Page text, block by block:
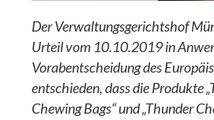
Der Verwaltungsgerichtshof
Urteil vom 10.10.2019 in
Vorabentscheidung des
entschieden, dass die Produkte
Chewing Bags“ und „Thunder